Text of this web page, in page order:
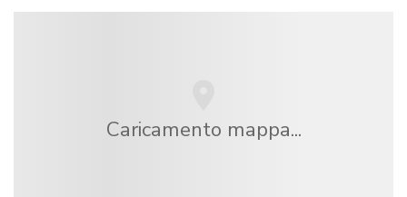
Caricamento mappa...